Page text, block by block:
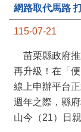
115-07-21
苗栗縣政府
再升級！在「便
線上申辦平台
週年之際，縣
山今（21）日